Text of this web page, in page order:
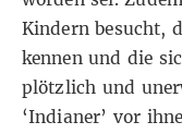
Kindern besucht,
kennen und die
plötzlich und
‘Indianer’ vor